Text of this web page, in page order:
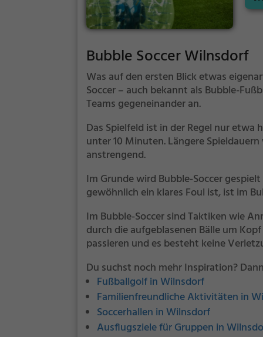
Bubble Soccer Wilnsdorf
Was auf den ersten Blick etwas
Soccer – auch bekannt als Bubble-
Teams gegeneinander an.
Das Spielfeld ist in der Regel nur etwa
unter 10 Minuten. Längere
anstrengend.
Im Grunde wird Bubble-Soccer
gewöhnlich ein klares Foul ist, ist im
Im Bubble-Soccer sind Taktiken wie
durch die aufgeblasenen Bälle um
passieren und es besteht keine
Du suchst noch mehr Inspiration?
Fußballgolf in Wilnsdorf
Familienfreundliche Aktivitäten in
Soccerhallen in Wilnsdorf
Ausflugsziele für Gruppen in